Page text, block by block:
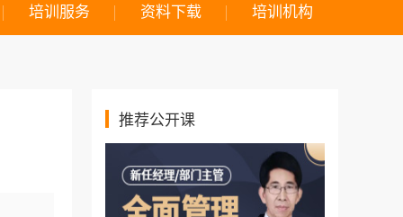
培训服务 资料下载 培训机构
推荐公开课